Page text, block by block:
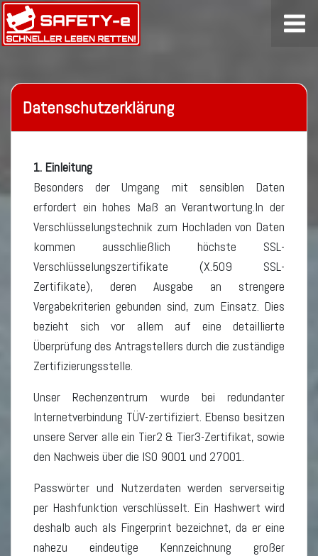
Datenschutzerklärung
1. Einleitung
Besonders der Umgang mit sensiblen Daten
erfordert ein hohes Maß an Verantwortung.In der
Verschlüsselungstechnik zum Hochladen von Daten
kommen ausschließlich höchste SSL-
Verschlüsselungszertifikate (X.509 SSL-
Zertifikate), deren Ausgabe an strengere
Vergabekriterien gebunden sind, zum Einsatz. Dies
bezieht sich vor allem auf eine detaillierte
Überprüfung des Antragstellers durch die zuständige
Zertifizierungsstelle.
Unser Rechenzentrum wurde bei redundanter
Internetverbindung TÜV-zertifiziert. Ebenso besitzen
unsere Server alle ein Tier2 & Tier3-Zertifikat, sowie
den Nachweis über die ISO 9001 und 27001.
Passwörter und Nutzerdaten werden serverseitig
per Hashfunktion verschlüsselt. Ein Hashwert wird
deshalb auch als Fingerprint bezeichnet, da er eine
nahezu eindeutige Kennzeichnung großer